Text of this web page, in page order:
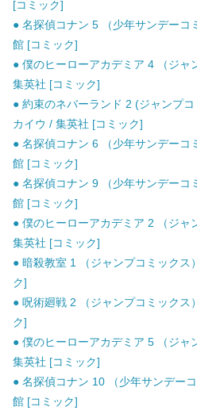
[コミック]
● 名探偵コナン 5 （少年サンデーコ
館 [コミック]
● 僕のヒーローアカデミア 4 （ジャ
集英社 [コミック]
● 約束のネバーランド 2 (ジャンプ
カイウ / 集英社 [コミック]
● 名探偵コナン 6 （少年サンデーコ
館 [コミック]
● 名探偵コナン 9 （少年サンデーコ
館 [コミック]
● 僕のヒーローアカデミア 2 （ジャ
集英社 [コミック]
● 暗殺教室 1 （ジャンプコミックス
ク]
● 呪術廻戦 2 （ジャンプコミックス
ク]
● 僕のヒーローアカデミア 5 （ジャ
集英社 [コミック]
● 名探偵コナン 10 （少年サンデー
館 [コミック]